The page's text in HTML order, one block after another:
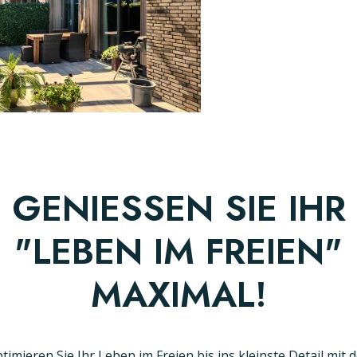
GENIESSEN SIE IHR "
LEBEN IM FREIEN" M
AXIMAL!